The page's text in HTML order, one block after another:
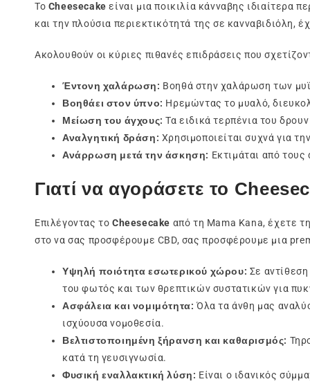
Το Cheesecakeείναι μια ποικιλία κάνναβης ιδιαίτερα
και την πλούσια περιεκτικότητά της σε κανναβιδιόλη,
Ακολουθούν οι κύριες πιθανές επιδράσεις που
Έντονη χαλάρωση: Βοηθά στην χαλάρωση των
Βοηθάει στον ύπνο: Ηρεμώντας το μυαλό,
Μείωση του άγχους: Τα ειδικά τερπένια του
Αναλγητική δράση: Χρησιμοποιείται συχνά για
Ανάρρωση μετά την άσκηση: Εκτιμάται από
Γιατί να αγοράσετε το
Επιλέγοντας το Cheesecake από τη Mama Kana, έχετε
στο να σας προσφέρουμε CBD, σας προσφέρουμε μια
Υψηλή ποιότητα εσωτερικού χώρου: Σε
του φωτός και των θρεπτικών συστατικών για
Ασφάλεια και νομιμότητα: Όλα τα άνθη μας
ισχύουσα νομοθεσία.
Βελτιστοποιημένη ξήρανση και καθαρισμός:
κατά τη γευσιγνωσία.
Φυσική εναλλακτική λύση: Είναι ο ιδανικός